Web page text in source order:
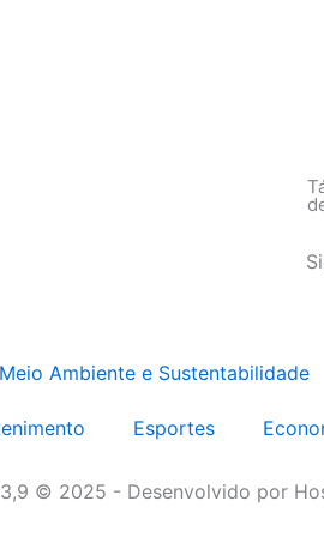
Meio Ambiente e Sustentabilidade
Esportes
© 2025 - Desenvolvido por